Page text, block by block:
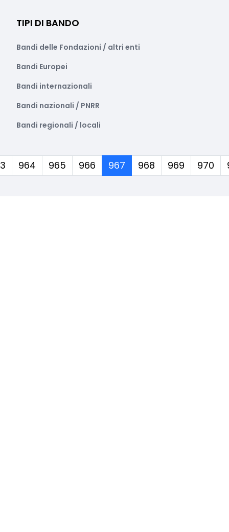
TIPI DI BANDO
Bandi delle Fondazioni / altri enti
Bandi Europei
Bandi internazionali
Bandi nazionali / PNRR
Bandi regionali / locali
964 965 966 967(corrente)
968 969 970